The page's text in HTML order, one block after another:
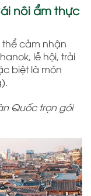
nôi ẩm thực
thể cảm nhận
lễ hội, trải
biệt là món
Quốc trọn gói